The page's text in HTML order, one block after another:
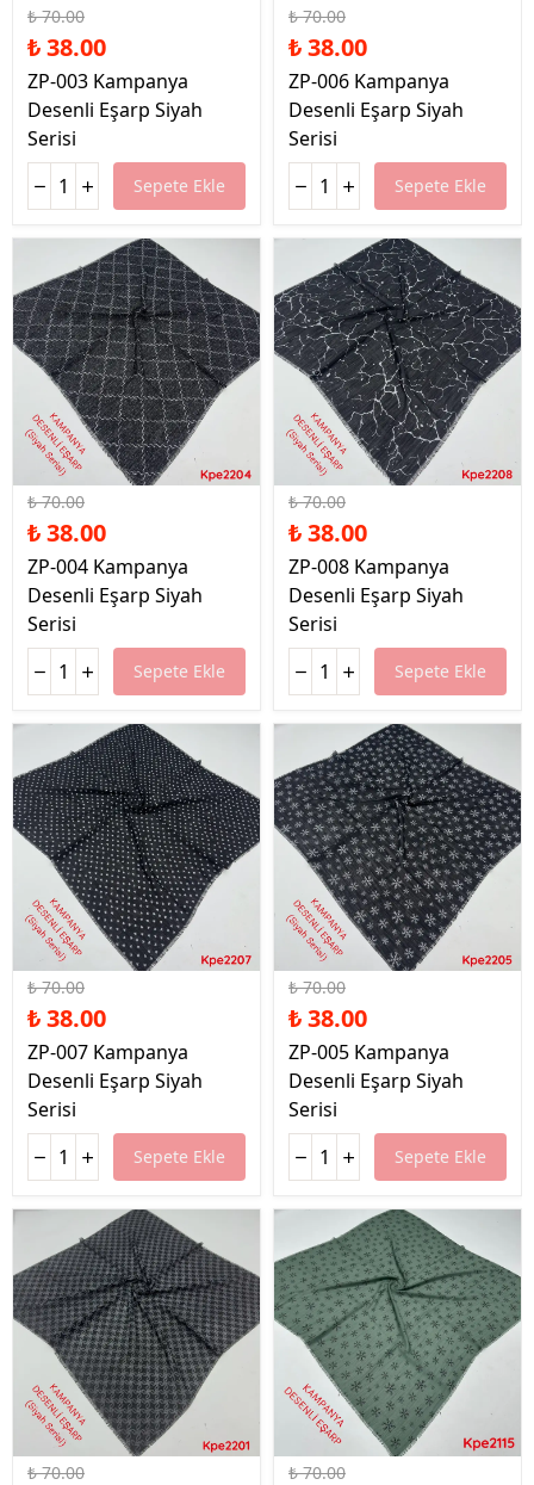
₺ 70.00
₺ 38.00
ZP-003 Kampanya
Desenli Eşarp Siyah
Serisi
Sepete Ekle
₺ 70.00
₺ 38.00
ZP-006 Kampanya
Desenli Eşarp Siyah
Serisi
Sepete Ekle
%46 İndirim
₺ 70.00
₺ 38.00
ZP-004 Kampanya
Desenli Eşarp Siyah
Serisi
Sepete Ekle
%46 İndirim
₺ 70.00
₺ 38.00
ZP-008 Kampanya
Desenli Eşarp Siyah
Serisi
Sepete Ekle
%46 İndirim
₺ 70.00
₺ 38.00
ZP-007 Kampanya
Desenli Eşarp Siyah
Serisi
Sepete Ekle
%46 İndirim
₺ 70.00
₺ 38.00
ZP-005 Kampanya
Desenli Eşarp Siyah
Serisi
Sepete Ekle
%46 İndirim
₺ 70.00
%46 İndirim
₺ 70.00